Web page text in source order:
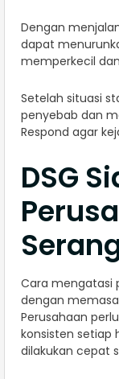
Dengan
dapat
memperkecil
Setelah situasi
penyebab dan
Respond agar
DSG
Cara mengatasi
dengan
Perusahaan
konsisten setiap
dilakukan cepat